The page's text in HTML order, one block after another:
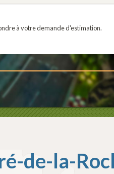
à votre demande d'estimation.
de-la-